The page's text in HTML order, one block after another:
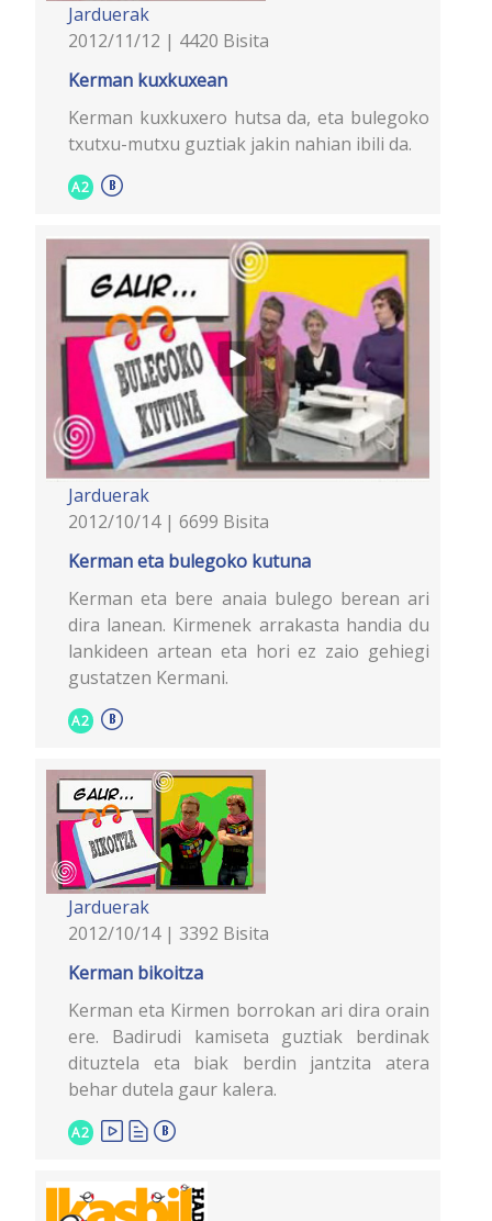
Jarduerak
2012/11/12 | 4420 Bisita
Kerman kuxkuxean
Kerman kuxkuxero hutsa da, eta bulegoko
txutxu-mutxu guztiak jakin nahian ibili da.
A2
Jarduerak
2012/10/14 | 6699 Bisita
Kerman eta bulegoko kutuna
Kerman eta bere anaia bulego berean ari
dira lanean. Kirmenek arrakasta handia du
lankideen artean eta hori ez zaio gehiegi
gustatzen Kermani.
A2
Jarduerak
2012/10/14 | 3392 Bisita
Kerman bikoitza
Kerman eta Kirmen borrokan ari dira orain
ere. Badirudi kamiseta guztiak berdinak
dituztela eta biak berdin jantzita atera
behar dutela gaur kalera.
A2